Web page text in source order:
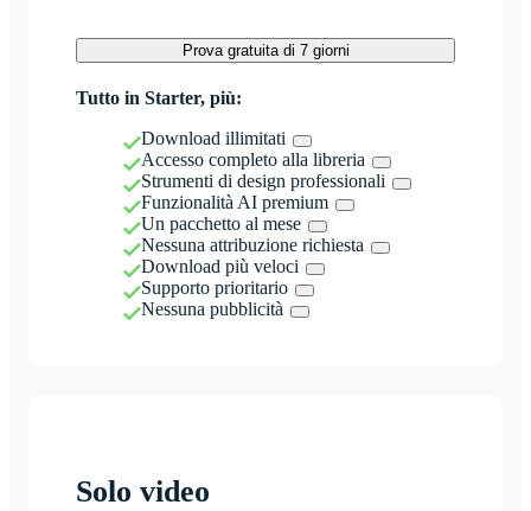
Prova gratuita di 7 giorni
Tutto in Starter, più:
Download illimitati
Accesso completo alla libreria
Strumenti di design professionali
Funzionalità AI premium
Un pacchetto al mese
Nessuna attribuzione richiesta
Download più veloci
Supporto prioritario
Nessuna pubblicità
Solo video